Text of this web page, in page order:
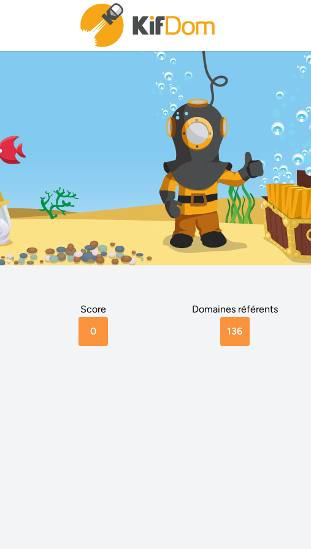
Score
0
Domaines référents
136